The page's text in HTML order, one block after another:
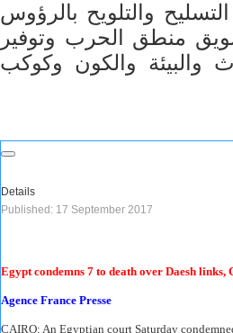
والتلويح بالرؤوس
منطق الحرب وتوفير
والبيئة والكون وكوكب
Details
Published: 17 September 2017
Egypt condemns 7 to death over Daesh links,
Agence France Presse
CAIRO: An Egyptian court Saturday